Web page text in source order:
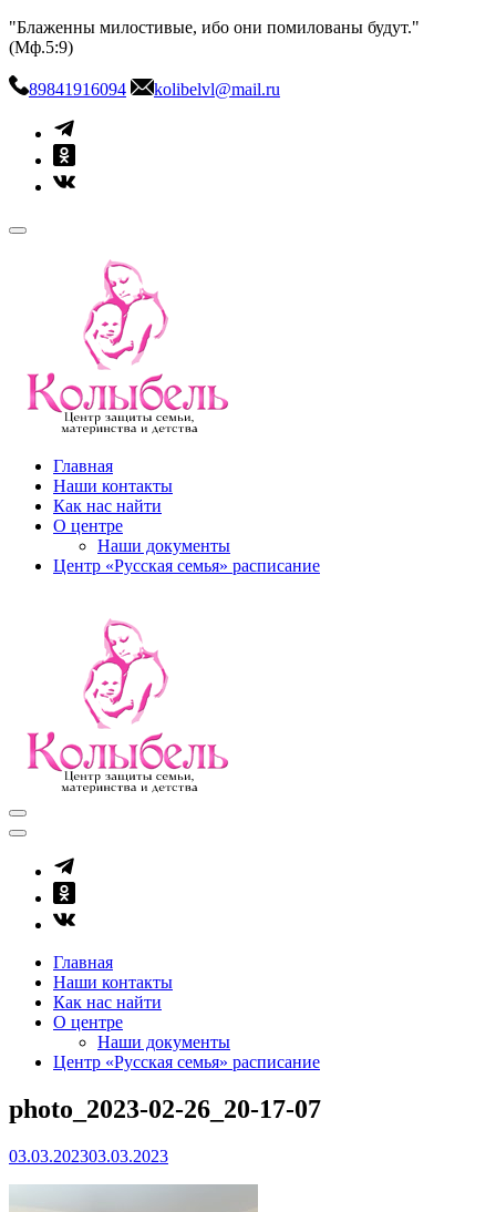
Skip
to
"Блаженны милостивые, ибо они помилованы будут."
(Мф.5:9)
89841916094 kolibelvl@mail.ru
kolibel-vl.ru
Центр защиты семьи, материнства и детства
Главная
Наши контакты
Как нас найти
О центре
Наши документы
Центр «Русская семья» расписание
Главная
Наши контакты
Как нас найти
О центре
Наши документы
Центр «Русская семья» расписание
photo_2023-02-26_20-17-07
03.03.202303.03.2023